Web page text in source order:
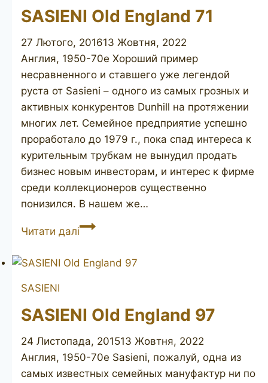
170067
SASIENI Old England 71
27 Лютого, 201613 Жовтня, 2022
Англия, 1950-70е Хороший пример
несравненного и ставшего уже легендой
руста от Sasieni – одного из самых грозных и
активных конкурентов Dunhill на протяжении
многих лет. Семейное предприятие успешно
проработало до 1979 г., пока спад интереса к
курительным трубкам не вынудил продать
бизнес новым инвесторам, и интерес к фирме
среди коллекционеров существенно
понизился. В нашем же…
Читати даліSASIENI
England
SASIENI
SASIENI Old England 97
24 Листопада, 201513 Жовтня, 2022
Англия, 1950-70е Sasieni, пожалуй, одна из
самых известных семейных мануфактур ни по